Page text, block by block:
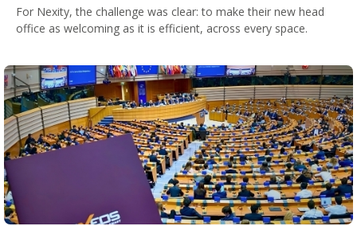
For Nexity, the challenge was clear: to make their new head
office as welcoming as it is efficient, across every space.